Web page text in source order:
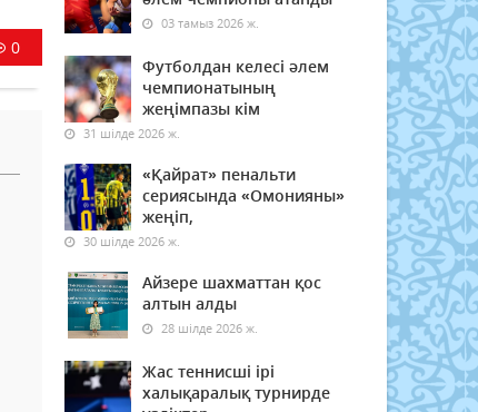
0
03 тамыз 2026 ж.
Футболдан келесі әлем
чемпионатының
жеңімпазы кім
31 шілде 2026 ж.
«Қайрат» пенальти
сериясында «Омонияны»
жеңіп,
30 шілде 2026 ж.
Айзере шахматтан қос
алтын алды
28 шілде 2026 ж.
Жас теннисші ірі
халықаралық турнирде